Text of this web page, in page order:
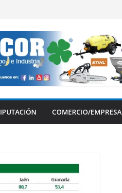
COMERCIO/EMPRESA